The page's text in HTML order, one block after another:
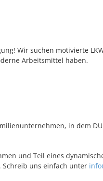
Wir suchen motivierte
Arbeitsmittel haben.
in dem
und Teil eines
uns einfach unter